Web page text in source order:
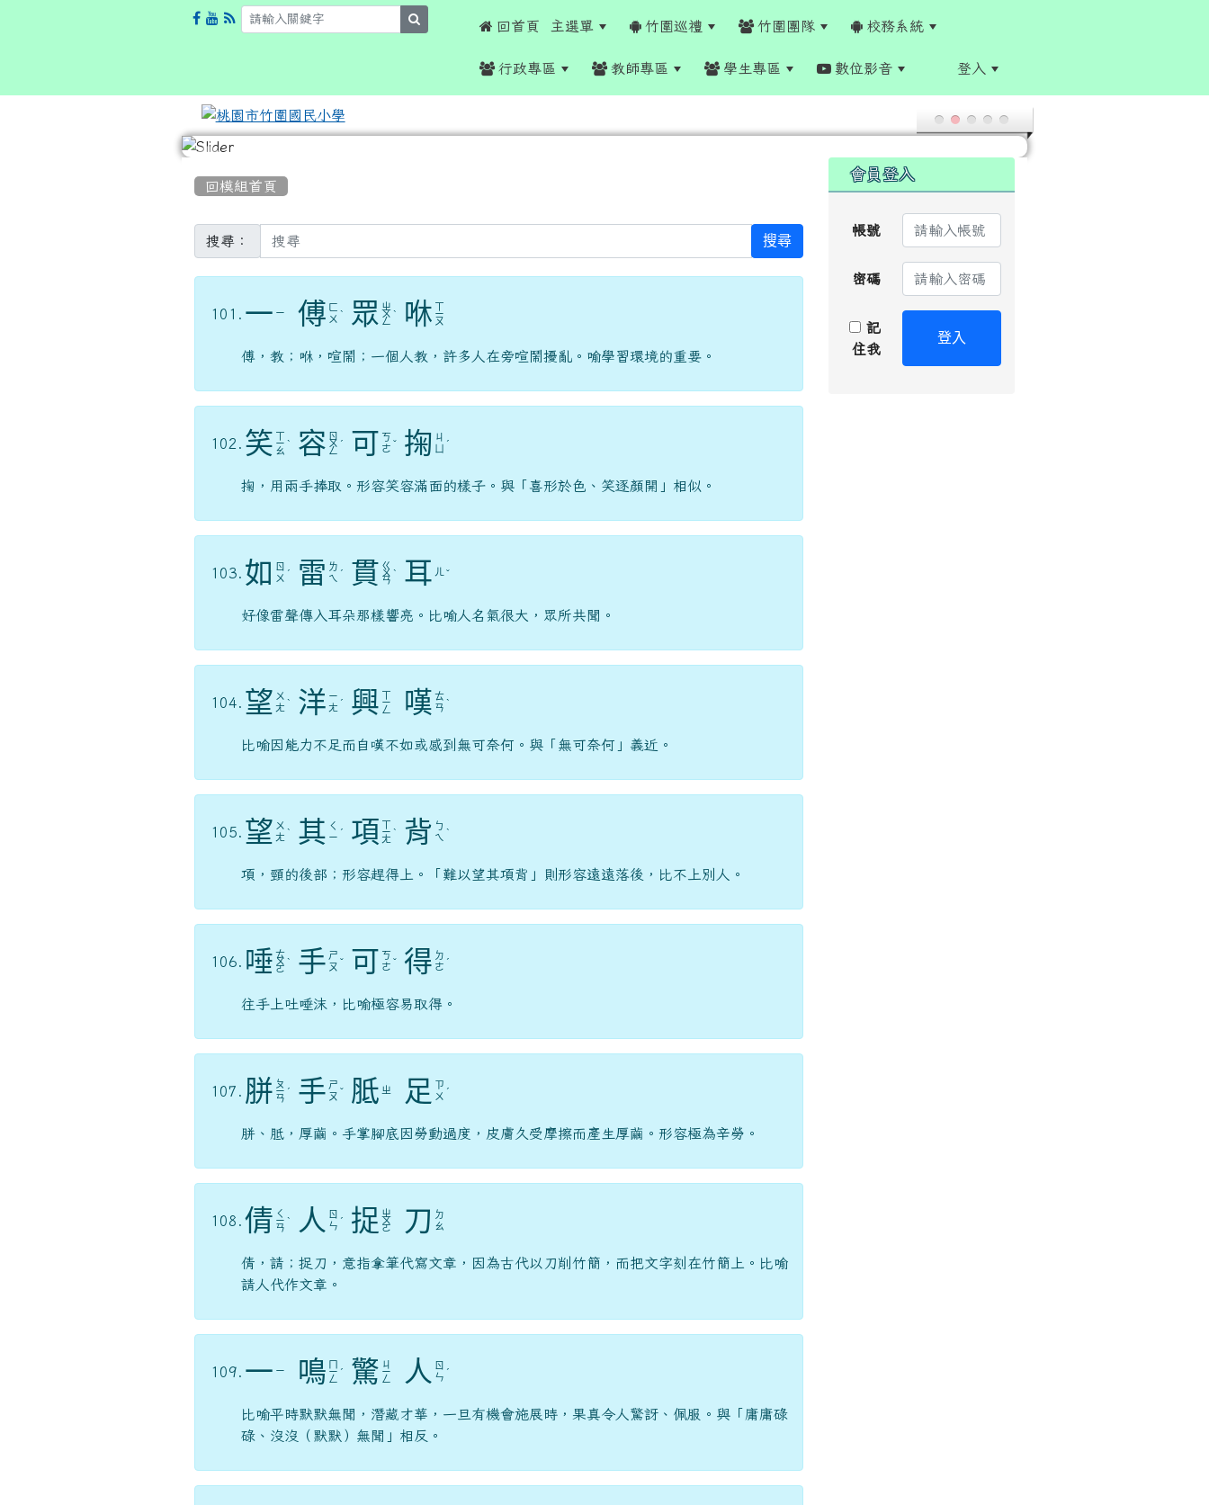
 回首頁 主選單 竹圍巡禮 竹圍團隊 校務系統
行政專區 教師專區 學生專區 數位影音 登入
回模組首頁
搜尋： 搜尋
101. 一 ㄧ 傅 ㄈ
ㄨ ˋ 眾 ㄓ
ㄨ
ㄥ
ˋ 咻 ㄒ
ㄧ
ㄡ
傅，教；咻，喧鬧；一個人教，許多人在旁喧鬧擾亂。喻學習環境的重要。
102. 笑 ㄒ
ㄧ
ㄠ
ˋ 容 ㄖ
ㄨ
ㄥ
ˊ 可 ㄎ
ㄜ ˇ 掬 ㄐ
ˊ
掬，用兩手捧取。形容笑容滿面的樣子。與「喜形於色、笑逐顏開」相似。
103. 如 ㄖ
ㄨ ˊ 雷 ㄌ
ㄟ ˊ 貫 ㄍ
ㄨ
ㄢ
ˋ 耳 ㄦ ˇ
好像雷聲傳入耳朵那樣響亮。比喻人名氣很大，眾所共聞。
104. 望 ㄨ
ㄤ ˋ 洋 ㄧ
ㄤ ˊ 興 ㄒ
ㄧ
ㄥ 嘆 ㄊ
ㄢ ˋ
比喻因能力不足而自嘆不如或感到無可奈何。與「無可奈何」義近。
105. 望 ㄨ
ㄤ ˋ 其 ㄑ
ㄧ ˊ 項 ㄒ
ㄧ
ㄤ
ˋ 背 ㄅ
ㄟ ˋ
項，頸的後部；形容趕得上。「難以望其項背」則形容遠遠落後，比不上別人。
106. 唾 ㄊ
ㄨ
ㄛ
ˋ 手 ㄕ
ㄡ ˇ 可 ㄎ
ㄜ ˇ 得 ㄉ
ㄜ ˊ
往手上吐唾沫，比喻極容易取得。
107. 胼 ㄆ
ㄧ
ㄢ
ˊ 手 ㄕ
ㄡ ˇ 胝 ㄓ 足 ㄗ
ㄨ ˊ
胼、胝，厚繭。手掌腳底因勞動過度，皮膚久受摩擦而產生厚繭。形容極為辛勞。
108. 倩 ㄑ
ㄧ
ㄢ
ˋ 人 ㄖ
ㄣ ˊ 捉 ㄓ
ㄨ
ㄛ 刀 ㄉ
ㄠ
倩，請；捉刀，意指拿筆代寫文章，因為古代以刀削竹簡，而把文字刻在竹簡上。比喻
請人代作文章。
109. 一 ㄧ 鳴 ㄇ
ㄧ
ㄥ
ˊ 驚 ㄐ
ㄧ
ㄥ 人 ㄖ
ㄣ ˊ
比喻平時默默無聞，潛藏才華，一旦有機會施展時，果真令人驚訝、佩服。與「庸庸碌
碌、沒沒（默默）無聞」相反。
會員登入
帳號
密碼
記
住我
登入